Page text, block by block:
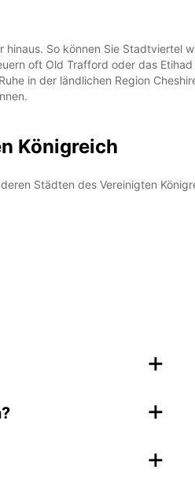
So können Sie Stadtviertel
oft Old Trafford oder das
in der ländlichen Region
Königreich
Städten des Vereinigten
+
+
+